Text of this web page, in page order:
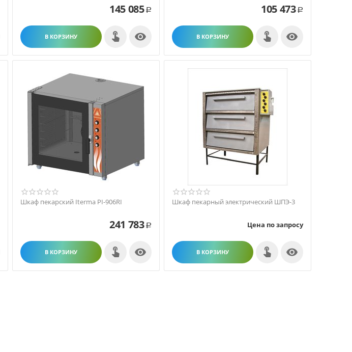
145 085 Р
В КОРЗИНУ 
105 473 Р
В КОРЗИНУ 
Шкаф пекарский Iterma PI-906RI
241 783 Р
В КОРЗИНУ 
Шкаф пекарный электрический ШПЭ-3
Цена по запросу
В КОРЗИНУ 